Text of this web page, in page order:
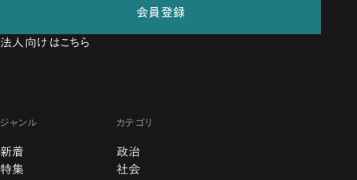
会員登録
法人向けはこちら
ジャンル
新着
特集
カテゴリ
政治
社会